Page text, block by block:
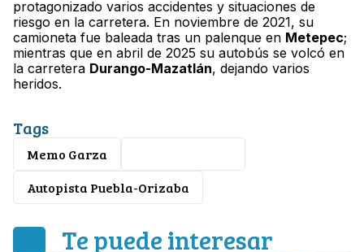
protagonizado varios accidentes y situaciones de
riesgo en la carretera. En noviembre de 2021, su
camioneta fue baleada tras un palenque en Metepec;
mientras que en abril de 2025 su autobús se volcó en
la carretera Durango-Mazatlán, dejando varios
heridos.
Tags
Memo Garza
Autopista Puebla-Orizaba
Te puede interesar